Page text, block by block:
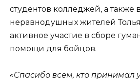
студентов колледжей, а также
неравнодушных жителей
активное участие в сборе
помощи для бойцов.
«Спасибо всем, кто принимал